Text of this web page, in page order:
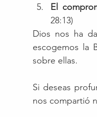
El
28:13)
Dios nos ha
escogemos la
sobre ellas.
Si deseas
nos compartió